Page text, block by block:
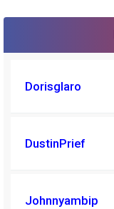
Dorisglaro
DustinPrief
Johnnyambip